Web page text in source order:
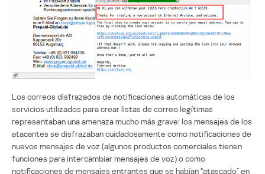
Los correos disfrazados de notificaciones automáticas de los
servicios utilizados para crear listas de correo legítimas
representaban una amenaza mucho más grave: los mensajes de los
atacantes se disfrazaban cuidadosamente como notificaciones de
nuevos mensajes de voz (algunos productos comerciales tienen
funciones para intercambiar mensajes de voz) o como
notificaciones de mensajes entrantes que se habían “atascado” en